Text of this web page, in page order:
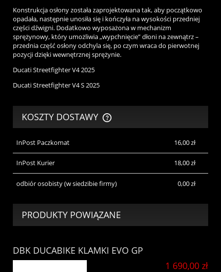
Konstrukcja osłony została zaprojektowana tak, aby początkowo
opadała, następnie unosiła się i kończyła na wysokości przedniej
części dźwigni. Dodatkowo wyposażona w mechanizm
sprężynowy, który umożliwia „wypchnięcie” dłoni na zewnątrz –
przednia część osłony odchyla się, po czym wraca do pierwotnej
pozycji dzięki wewnętrznej sprężynie.
Ducati Streetfighter V4 2025
Ducati Streetfighter V4 S 2025
KOSZTY DOSTAWY
CENA NIE ZAWIERA EWENTUALNYCH KOSZTÓW PŁATNOŚCI
InPost Paczkomat 16,00 zł
InPost Kurier 18,00 zł
odbiór osobisty(w siedzibie firmy) 0,00 zł
PRODUKTY POWIĄZANE
DBK DUCABIKE KLAMKI EVO GP
1 690,00 zł